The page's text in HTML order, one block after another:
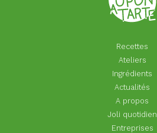
Recettes
Ateliers
Ingrédients
Actualités
A propos
Joli quotidien
Entreprises